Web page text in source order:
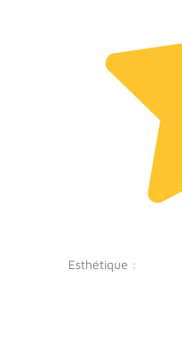
Esthétique :